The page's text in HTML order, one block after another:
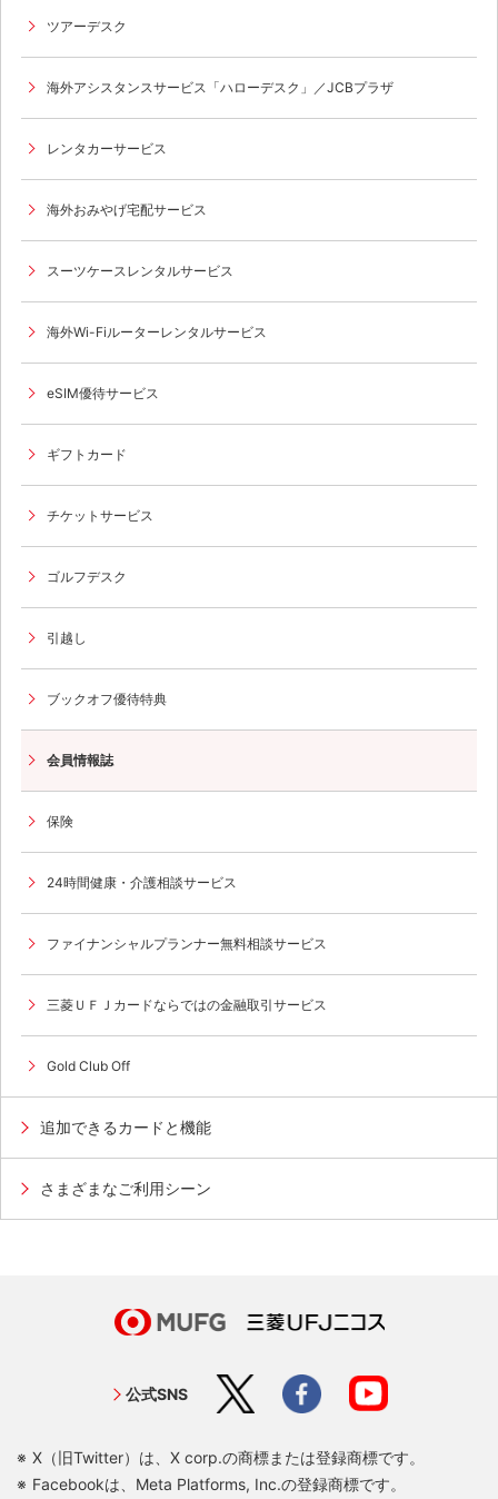
ツアーデスク
海外アシスタンスサービス「ハローデスク」／JCBプラザ
レンタカーサービス
海外おみやげ宅配サービス
スーツケースレンタルサービス
海外Wi-Fiルーターレンタルサービス
eSIM優待サービス
ギフトカード
チケットサービス
ゴルフデスク
引越し
ブックオフ優待特典
会員情報誌
保険
24時間健康・介護相談サービス
ファイナンシャルプランナー無料相談サービス
三菱ＵＦＪカードならではの金融取引サービス
Gold Club Off
追加できるカードと機能
さまざまなご利用シーン
公式SNS
X（旧Twitter）は、X corp.の商標または登録商標です。
Facebookは、Meta Platforms, Inc.の登録商標です。